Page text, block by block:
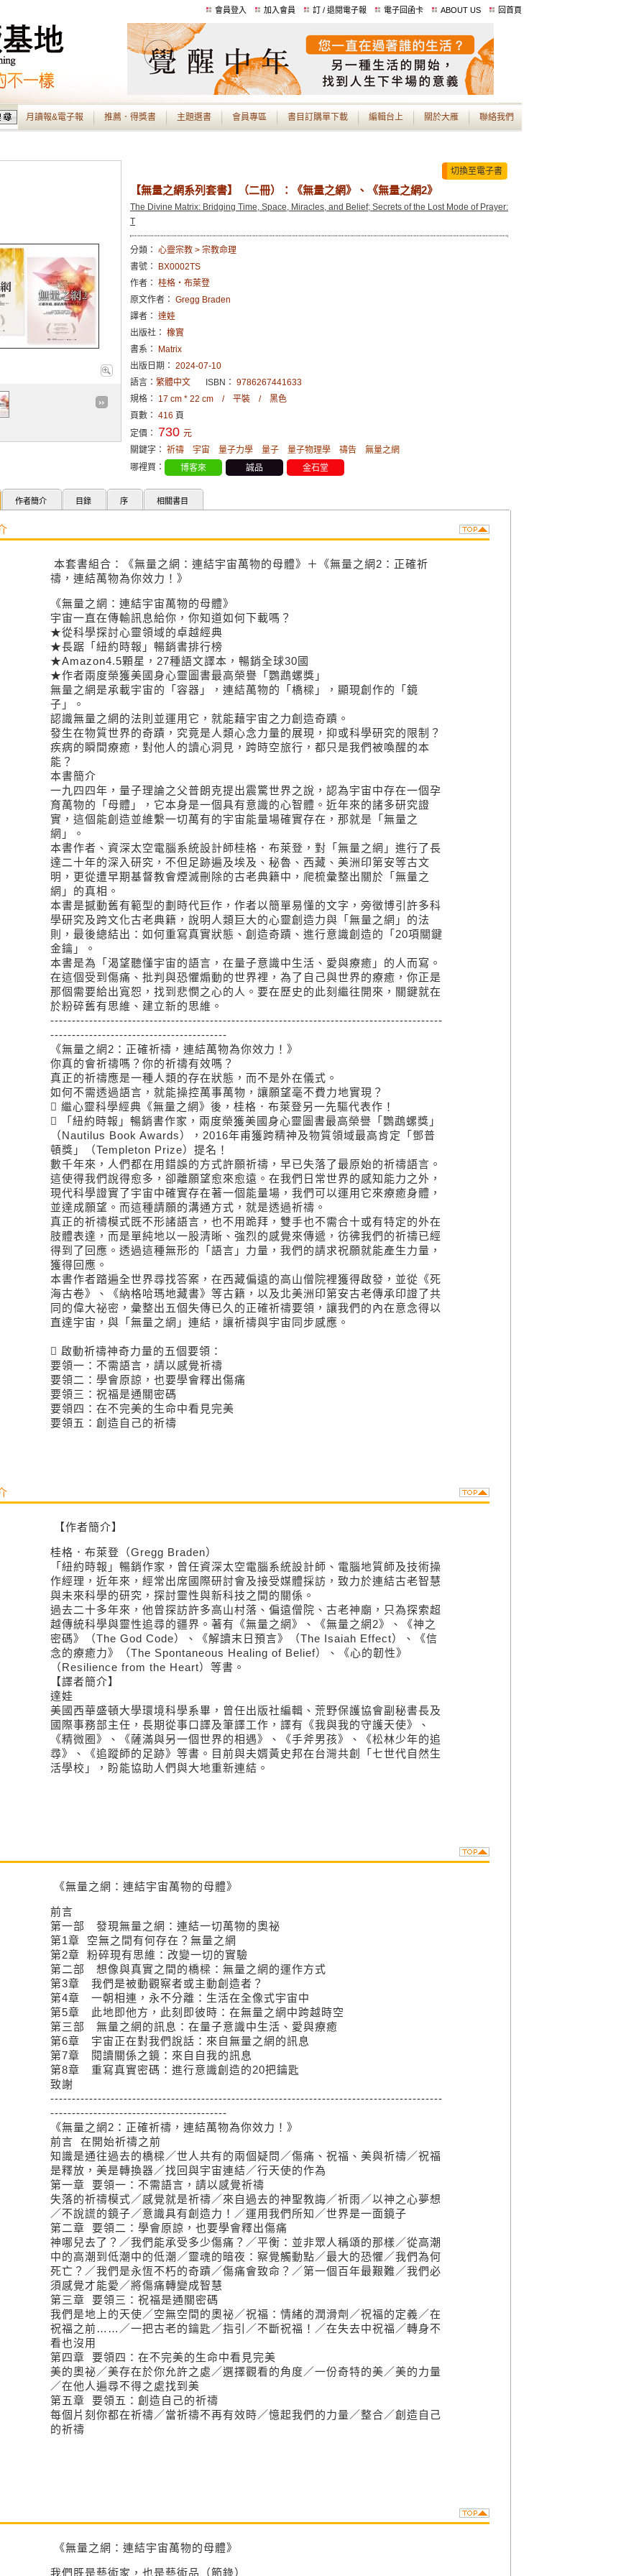
會員登入 加入會員 訂 / 退閱電子報 電子回函卡 ABOUT US 回首頁
月讀報&電子報 推薦．得獎書 主題選書 會員專區 書目訂購單下載 編輯台上 關於大雁 聯絡我們
切換至電子書
【無量之網系列套書】（二冊）：《無量之網》、《無量之網2》
The Divine Matrix: Bridging Time, Space, Miracles, and Belief; Secrets of the Lost Mode of Prayer:
T
分類： 心靈宗教 > 宗教命理
書號：
BX0002TS
作者： 桂格・布萊登
原文作者： Gregg Braden
譯者： 達娃
出版社： 橡實
書系：
Matrix
出版日期： 2024-07-10
語言： 繁體中文 ISBN： 9786267441633
規格： 17 cm * 22 cm / 平裝 / 黑色
頁數： 416 頁
定價： 730 元
關鍵字： 祈禱 宇宙 量子力學 量子 量子物理學 禱告
無量之網
哪裡買：
博客來 誠品 金石堂
作者簡介 目錄 序 相關書目
本套書組合：《無量之網：連結宇宙萬物的母體》＋《無量之網2：正確祈
禱，連結萬物為你效力！》
《無量之網：連結宇宙萬物的母體》
宇宙一直在傳輸訊息給你，你知道如何下載嗎？
★從科學探討心靈領域的卓越經典
★長踞「紐約時報」暢銷書排行榜
★Amazon4.5顆星，27種語文譯本，暢銷全球30國
★作者兩度榮獲美國身心靈圖書最高榮譽「鸚鵡螺獎」
無量之網是承載宇宙的「容器」，連結萬物的「橋樑」，顯現創作的「鏡
子」。
認識無量之網的法則並運用它，就能藉宇宙之力創造奇蹟。
發生在物質世界的奇蹟，究竟是人類心念力量的展現，抑或科學研究的限制？
疾病的瞬間療癒，對他人的讀心洞見，跨時空旅行，都只是我們被喚醒的本
能？
本書簡介
一九四四年，量子理論之父普朗克提出震驚世界之說，認為宇宙中存在一個孕
育萬物的「母體」，它本身是一個具有意識的心智體。近年來的諸多研究證
實，這個能創造並維繫一切萬有的宇宙能量場確實存在，那就是「無量之
網」。
本書作者、資深太空電腦系統設計師桂格．布萊登，對「無量之網」進行了長
達二十年的深入研究，不但足跡遍及埃及、秘魯、西藏、美洲印第安等古文
明，更從遭早期基督教會煙滅刪除的古老典籍中，爬梳彙整出關於「無量之
網」的真相。
本書是撼動舊有範型的劃時代巨作，作者以簡單易懂的文字，旁徵博引許多科
學研究及跨文化古老典籍，說明人類巨大的心靈創造力與「無量之網」的法
則，最後總結出：如何重寫真實狀態、創造奇蹟、進行意識創造的「20項關鍵
金鑰」。
本書是為「渴望聽懂宇宙的語言，在量子意識中生活、愛與療癒」的人而寫。
在這個受到傷痛、批判與恐懼煽動的世界裡，為了自己與世界的療癒，你正是
那個需要給出寬恕，找到悲憫之心的人。要在歷史的此刻繼往開來，關鍵就在
於粉碎舊有思維、建立新的思維。
-------------------------------------------------------------------------------------------
-----------------------------------------
《無量之網2：正確祈禱，連結萬物為你效力！》
你真的會祈禱嗎？你的祈禱有效嗎？
真正的祈禱應是一種人類的存在狀態，而不是外在儀式。
如何不需透過語言，就能操控萬事萬物，讓願望毫不費力地實現？
 繼心靈科學經典《無量之網》後，桂格．布萊登另一先驅代表作！

「紐約時報」暢銷書作家，兩度榮獲美國身心靈圖書最高榮譽「鸚鵡螺獎」
（Nautilus Book Awards），2016年甫獲跨精神及物質領域最高肯定「鄧普
頓獎」（Templeton Prize）提名！
數千年來，人們都在用錯誤的方式許願祈禱，早已失落了最原始的祈禱語言。
這使得我們說得愈多，卻離願望愈來愈遠。在我們日常世界的感知能力之外，
現代科學證實了宇宙中確實存在著一個能量場，我們可以運用它來療癒身體，
並達成願望。而這種請願的溝通方式，就是透過祈禱。
真正的祈禱模式既不形諸語言，也不用跪拜，雙手也不需合十或有特定的外在
肢體表達，而是單純地以一股清晰、強烈的感覺來傳遞，彷彿我們的祈禱已經
得到了回應。透過這種無形的「語言」力量，我們的請求祝願就能產生力量，
獲得回應。
本書作者踏遍全世界尋找答案，在西藏偏遠的高山僧院裡獲得啟發，並從《死
海古卷》、《納格哈瑪地藏書》等古籍，以及北美洲印第安古老傳承印證了共
同的偉大祕密，彙整出五個失傳已久的正確祈禱要領，讓我們的內在意念得以
直達宇宙，與「無量之網」連結，讓祈禱與宇宙同步感應。
 啟動祈禱神奇力量的五個要領：
要領一：不需語言，請以感覺祈禱
要領二：學會原諒，也要學會釋出傷痛
要領三：祝福是通關密碼
要領四：在不完美的生命中看見完美
要領五：創造自己的祈禱
【作者簡介】
桂格．布萊登（Gregg Braden）
「紐約時報」暢銷作家，曾任資深太空電腦系統設計師、電腦地質師及技術操
作經理，近年來，經常出席國際研討會及接受媒體採訪，致力於連結古老智慧
與未來科學的研究，探討靈性與新科技之間的關係。
過去二十多年來，他曾探訪許多高山村落、偏遠僧院、古老神廟，只為探索超
越傳統科學與靈性追尋的疆界。著有《無量之網》、《無量之網2》、《神之
密碼》（The God Code）、《解讀末日預言》（The Isaiah Effect）、《信
念的療癒力》（The Spontaneous Healing of Belief）、《心的韌性》
（Resilience from the Heart）等書。
【譯者簡介】
達娃
美國西華盛頓大學環境科學系畢，曾任出版社編輯、荒野保護協會副秘書長及
國際事務部主任，長期從事口譯及筆譯工作，譯有《我與我的守護天使》、
《精微圈》、《薩滿與另一個世界的相遇》、《手斧男孩》、《松林少年的追
尋》、《追蹤師的足跡》等書。目前與夫婿黃史邦在台灣共創「七世代自然生
活學校」，盼能協助人們與大地重新連結。
《無量之網：連結宇宙萬物的母體》
前言
第一部 發現無量之網：連結一切萬物的奧祕
第1章 空無之間有何存在？無量之網
第2章 粉碎現有思維：改變一切的實驗
第二部 想像與真實之間的橋樑：無量之網的運作方式
第3章 我們是被動觀察者或主動創造者？
第4章 一朝相連，永不分離：生活在全像式宇宙中
第5章 此地即他方，此刻即彼時：在無量之網中跨越時空
第三部 無量之網的訊息：在量子意識中生活、愛與療癒
第6章 宇宙正在對我們說話：來自無量之網的訊息
第7章 閱讀關係之鏡：來自自我的訊息
第8章 重寫真實密碼：進行意識創造的20把鑰匙
致謝
-------------------------------------------------------------------------------------------
-----------------------------------------
《無量之網2：正確祈禱，連結萬物為你效力！》
前言 在開始祈禱之前
知識是通往過去的橋樑／世人共有的兩個疑問／傷痛、祝福、美與祈禱／祝福
是釋放，美是轉換器／找回與宇宙連結／行天使的作為
第一章 要領一：不需語言，請以感覺祈禱
失落的祈禱模式／感覺就是祈禱／來自過去的神聖教誨／祈雨／以神之心夢想
／不說謊的鏡子／意識具有創造力！／運用我們所知／世界是一面鏡子
第二章 要領二：學會原諒，也要學會釋出傷痛
神哪兒去了？／我們能承受多少傷痛？／平衡：並非眾人稱頌的那樣／從高潮
中的高潮到低潮中的低潮／靈魂的暗夜：察覺觸動點／最大的恐懼／我們為何
死亡？／我們是永恆不朽的奇蹟／傷痛會致命？／第一個百年最艱難／我們必
須感覺才能愛／將傷痛轉變成智慧
第三章 要領三：祝福是通關密碼
我們是地上的天使／空無空間的奧祕／祝福：情緒的潤滑劑／祝福的定義／在
祝福之前……／一把古老的鑰匙／指引／不斷祝福！／在失去中祝福／轉身不
看也沒用
第四章 要領四：在不完美的生命中看見完美
美的奧祕／美存在於你允許之處／選擇觀看的角度／一份奇特的美／美的力量
／在他人遍尋不得之處找到美
第五章 要領五：創造自己的祈禱
每個片刻你都在祈禱／當祈禱不再有效時／憶起我們的力量／整合／創造自己
的祈禱
《無量之網：連結宇宙萬物的母體》
我們既是藝術家，也是藝術品（節錄）